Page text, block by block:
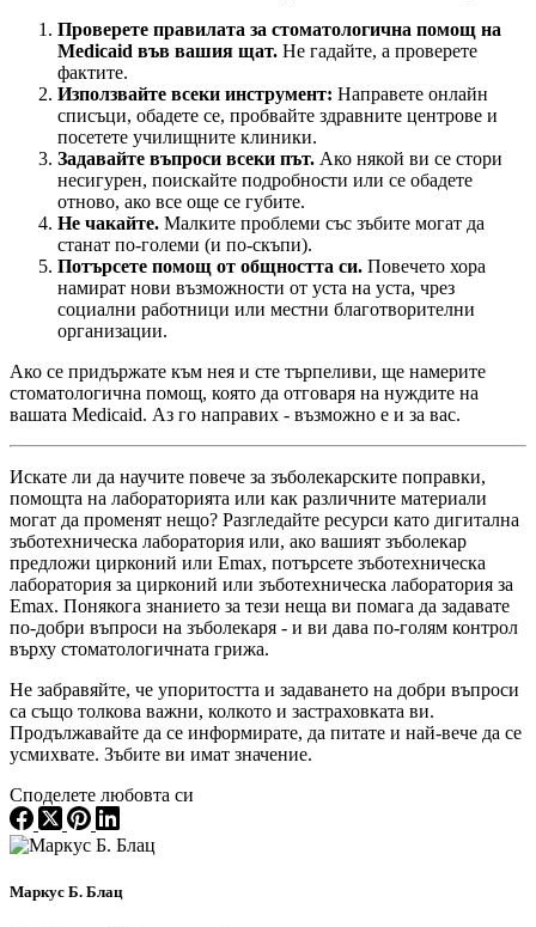
Проверете правилата за стоматологична помощ на
Medicaid във вашия щат. Не гадайте, а проверете
фактите.
Използвайте всеки инструмент: Направете онлайн
списъци, обадете се, пробвайте здравните центрове и
посетете училищните клиники.
Задавайте въпроси всеки път. Ако някой ви се стори
несигурен, поискайте подробности или се обадете
отново, ако все още се губите.
Не чакайте. Малките проблеми със зъбите могат да
станат по-големи (и по-скъпи).
Потърсете помощ от общността си. Повечето хора
намират нови възможности от уста на уста, чрез
социални работници или местни благотворителни
организации.
Ако се придържате към нея и сте търпеливи, ще намерите
стоматологична помощ, която да отговаря на нуждите на
вашата Medicaid. Аз го направих - възможно е и за вас.
Искате ли да научите повече за зъболекарските поправки,
помощта на лабораторията или как различните материали
могат да променят нещо? Разгледайте ресурси като дигитална
зъботехническа лаборатория или, ако вашият зъболекар
предложи цирконий или Emax, потърсете зъботехническа
лаборатория за цирконий или зъботехническа лаборатория за
Emax. Понякога знанието за тези неща ви помага да задавате
по-добри въпроси на зъболекаря - и ви дава по-голям контрол
върху стоматологичната грижа.
Не забравяйте, че упоритостта и задаването на добри въпроси
са също толкова важни, колкото и застраховката ви.
Продължавайте да се информирате, да питате и най-вече да се
усмихвате. Зъбите ви имат значение.
Споделете любовта си
Маркус Б. Блац